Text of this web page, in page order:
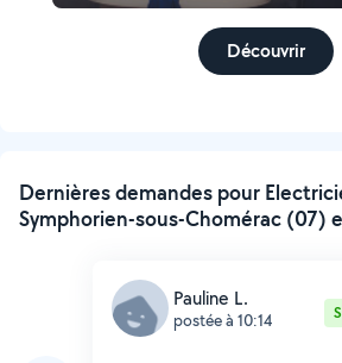
Découvrir
Dernières demandes pour
Symphorien-sous-Chomérac (07)
Pauline L.
postée à 10:14